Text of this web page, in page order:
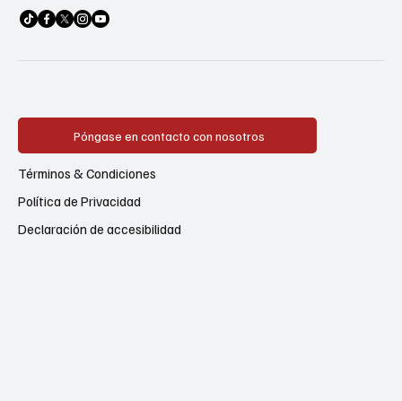
Póngase en contacto con nosotros
Política de Privacidad
Términos & Condiciones
Declaración de accesibilidad